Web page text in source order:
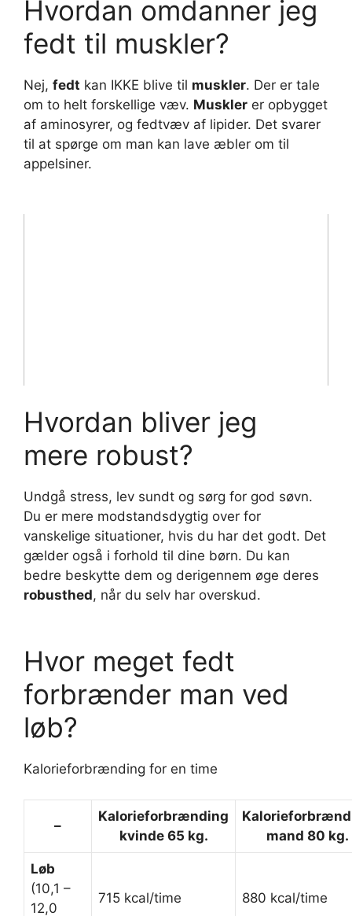
Hvordan omdanner jeg
fedt til muskler?
Nej, fedt kan IKKE blive til muskler. Der er tale
om to helt forskellige væv. Muskler er opbygget
af aminosyrer, og fedtvæv af lipider. Det svarer
til at spørge om man kan lave æbler om til
appelsiner.
Hvordan bliver jeg
mere robust?
Undgå stress, lev sundt og sørg for god søvn.
Du er mere modstandsdygtig over for
vanskelige situationer, hvis du har det godt. Det
gælder også i forhold til dine børn. Du kan
bedre beskytte dem og derigennem øge deres
robusthed, når du selv har overskud.
Hvor meget fedt
forbrænder man ved
løb?
Kalorieforbrænding for en time
–
Kalorieforbrænding
kvinde 65 kg.
mand 80 kg.
Løb
(10,1 –
12,0
715 kcal/time 880 kcal/time